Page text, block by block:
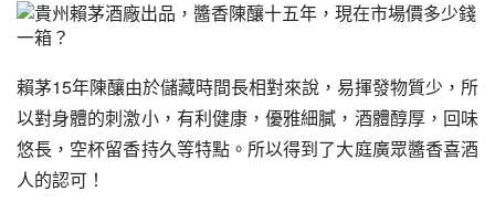
賴茅15年陳釀由於儲藏時間長相對來說，易揮發物質少，所
以對身體的刺激小，有利健康，優雅細膩，酒體醇厚，回味
悠長，空杯留香持久等特點。所以得到了大庭廣眾醬香喜酒
人的認可！